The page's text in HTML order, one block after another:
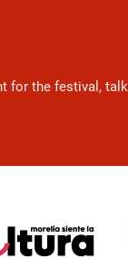
for the festival,